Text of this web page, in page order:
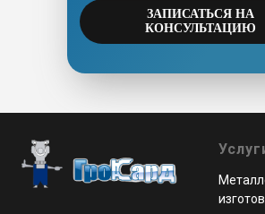
ЗАПИСАТЬСЯ НА
КОНСУЛЬТАЦИЮ